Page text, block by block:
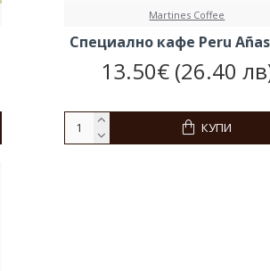
Martines Coffee
Специално кафе Peru
13.50€ (26.40
КУПИ